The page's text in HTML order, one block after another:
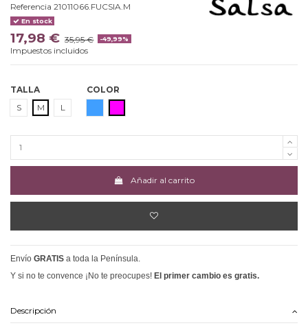
Referencia 21011066.FUCSIA.M
En stock
17,98 € 35,95 € -49,99%
Impuestos incluidos
TALLA
S
M L
COLOR
Añadir al carrito
Envío GRATIS a toda la Península.
Y si no te convence ¡No te preocupes! El primer cambio es gratis.
Descripción